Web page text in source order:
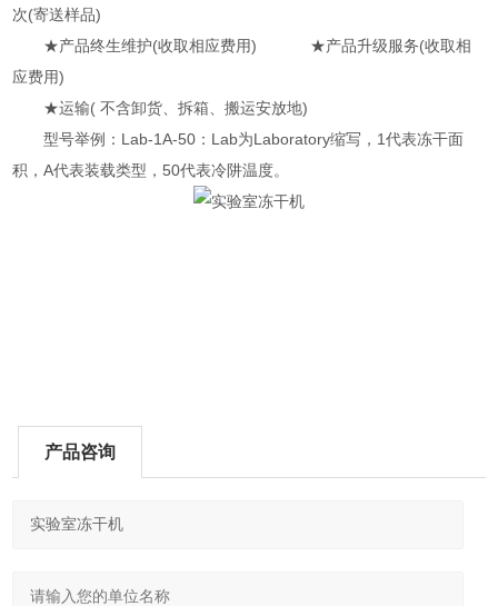
次(寄送样品)
★产品终生维护(收取相应费用) ★产品升级服务(收取相
应费用)
★运输( 不含卸货、拆箱、搬运安放地)
型号举例：Lab-1A-50：Lab为Laboratory缩写，1代表冻干面
积，A代表装载类型，50代表冷阱温度。
产品咨询